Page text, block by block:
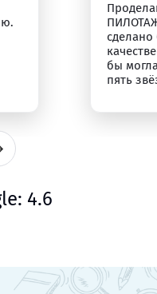
сделано
бы
пять
4.6